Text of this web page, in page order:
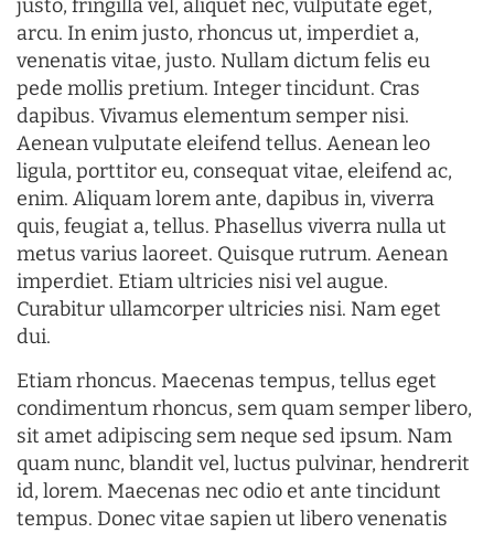
justo, fringilla vel, aliquet nec, vulputate eget,
arcu. In enim justo, rhoncus ut, imperdiet a,
venenatis vitae, justo. Nullam dictum felis eu
pede mollis pretium. Integer tincidunt. Cras
dapibus. Vivamus elementum semper nisi.
Aenean vulputate eleifend tellus. Aenean leo
ligula, porttitor eu, consequat vitae, eleifend ac,
enim. Aliquam lorem ante, dapibus in, viverra
quis, feugiat a, tellus. Phasellus viverra nulla ut
metus varius laoreet. Quisque rutrum. Aenean
imperdiet. Etiam ultricies nisi vel augue.
Curabitur ullamcorper ultricies nisi. Nam eget
dui.
Etiam rhoncus. Maecenas tempus, tellus eget
condimentum rhoncus, sem quam semper libero,
sit amet adipiscing sem neque sed ipsum. Nam
quam nunc, blandit vel, luctus pulvinar, hendrerit
id, lorem. Maecenas nec odio et ante tincidunt
tempus. Donec vitae sapien ut libero venenatis